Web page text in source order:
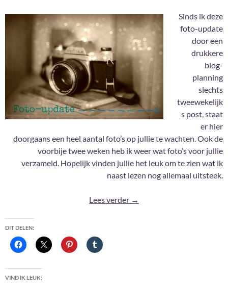
Sinds ik deze
foto-update
door een
drukkere
blog-
planning
slechts
tweewekelijk
s post, staat
er hier
doorgaans een heel aantal foto’s op jullie te wachten. Ook de
voorbije twee weken heb ik weer wat foto’s voor jullie
verzameld. Hopelijk vinden jullie het leuk om te zien wat ik
naast lezen nog allemaal uitsteek.
Lees verder Foto-update #166
→
DIT DELEN:
VIND IK LEUK: